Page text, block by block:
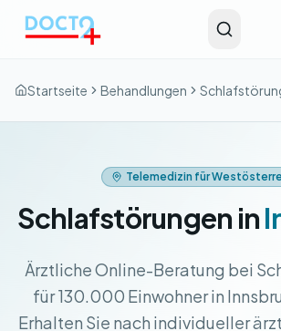
Startseite Behandlungen
Telemedizin für
Schlafstörungen in
Ärztliche Online-Beratung bei
für 130.000 Einwohner in
Erhalten Sie nach individueller